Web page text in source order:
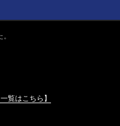
一覧はこちら】